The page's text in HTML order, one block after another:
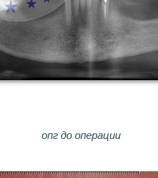
опг до операции